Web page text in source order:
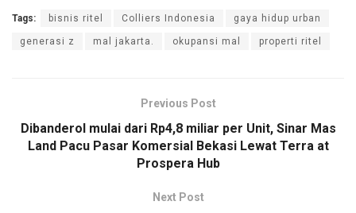
Tags: bisnis ritel Colliers Indonesia gaya hidup urban
generasi z mal jakarta. okupansi mal properti ritel
Previous Post
Dibanderol mulai dari Rp4,8 miliar per Unit, Sinar Mas
Land Pacu Pasar Komersial Bekasi Lewat Terra at
Prospera Hub
Next Post